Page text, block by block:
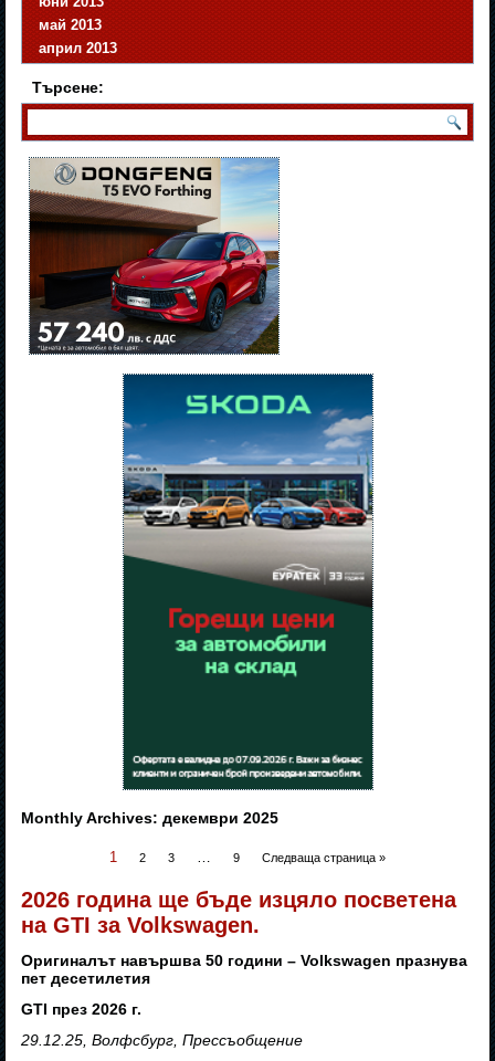
май 2013
април 2013
Търсене:
Monthly Archives:декември 2025
1 2 3 … 9 Следваща страница »
2026 година ще бъде изцяло посветена
на GTI за Volkswagen.
Оригиналът навършва 50 години – Volkswagen празнува
пет десетилетия
GTI през 2026 г.
29.12.25, Волфсбург, Прессъобщение